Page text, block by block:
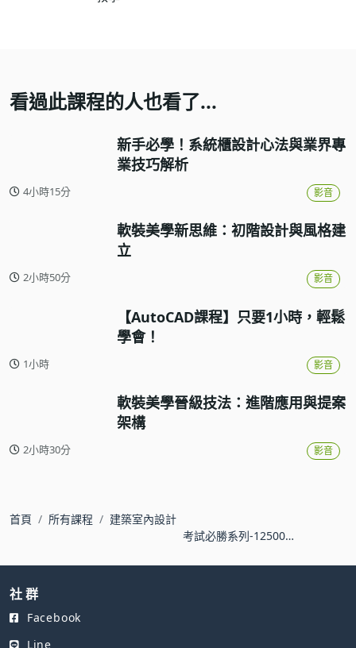
看過此課程的人也看了...
新手必學！系統櫃設計心法與業界專
業技巧解析
4小時15分 影音
軟裝美學新思維：初階設計與風格建
立
2小時50分 影音
【AutoCAD課程】只要1小時，輕鬆
學會！
1小時 影音
軟裝美學晉級技法：進階應用與提案
架構
2小時30分 影音
首頁 所有課程
建築室內設計
考試必勝系列-12500乙
社 群
Facebook
Line